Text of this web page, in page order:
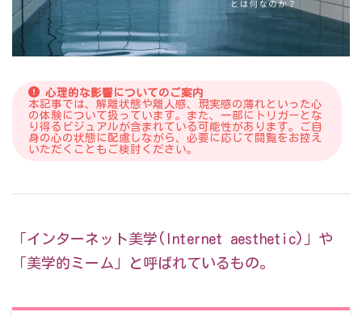
心理的な影響についてのご案内
本記事では、解離状態や離人感、現実感の薄れといった心
の体験について扱っています。また、一部にトリガーとな
り得るビジュアルが含まれている可能性があります。ご自
身の心の状態に配慮しながら、必要に応じて閲覧をお控え
いただくこともご検討ください。
「インターネット美学(Internet aesthetic)」や
「美学的ミーム」と呼ばれているもの。